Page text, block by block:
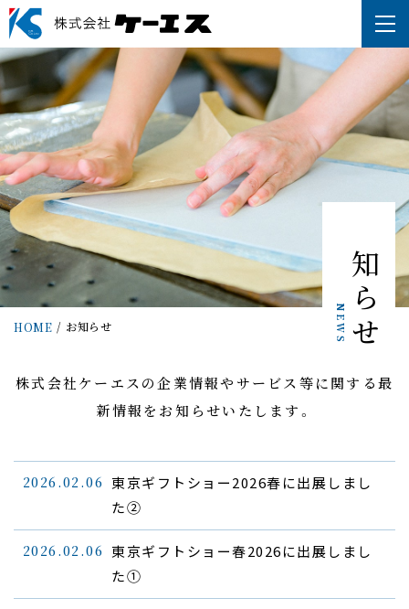
お知らせ
NEWS
HOME お知らせ
株式会社ケーエスの企業情報やサービス等に関する最
新情報をお知らせいたします。
2026.02.06 東京ギフトショー2026春に出展しまし
た②
2026.02.06 東京ギフトショー春2026に出展しまし
た①